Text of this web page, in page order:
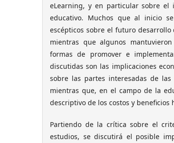
eLearning, y en particular sobre
educativo. Muchos que al inicio
escépticos sobre el futuro
mientras que algunos
formas de promover e
discutidas son las implicaciones
sobre las partes interesadas de
mientras que, en el campo de la
descriptivo de los costos y
Partiendo de la crítica sobre el
estudios, se discutirá el posible